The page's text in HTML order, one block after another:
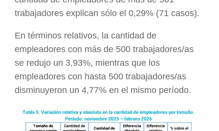
trabajadores explican sólo el 0,29% (71 casos).
En términos relativos, la cantidad de
empleadores con más de 500 trabajadores/as
se redujo un 3,93%, mientras que los
empleadores con hasta 500 trabajadores/as
disminuyeron un 4,77% en el mismo período.